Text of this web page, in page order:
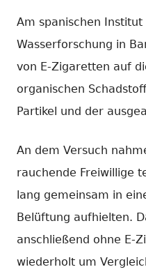
Am spanischen
Wasserforschung in
von E-Zigaretten auf
organischen
Partikel und der
An dem Versuch
rauchende Freiwillige
lang gemeinsam in
Belüftung aufhielten.
anschließend ohne E-
wiederholt um